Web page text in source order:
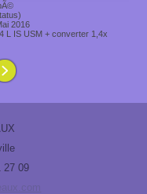
2016
L IS USM + converter 1,4x
27 09